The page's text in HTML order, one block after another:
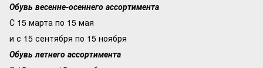
Обувь весенне-осеннего ассортимента
С 15 марта по 15 мая
и с 15 сентября по 15 ноября
Обувь летнего ассортимента